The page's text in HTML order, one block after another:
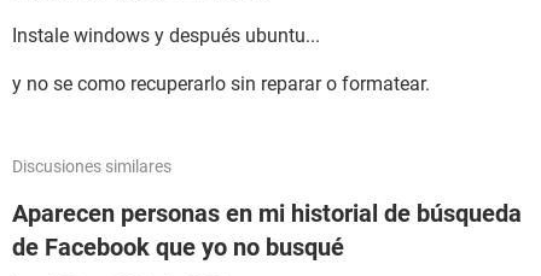
Instale windows y después ubuntu...
y no se como recuperarlo sin reparar o formatear.
Discusiones similares
Aparecen personas en mi historial de búsqueda
de Facebook que yo no busqué